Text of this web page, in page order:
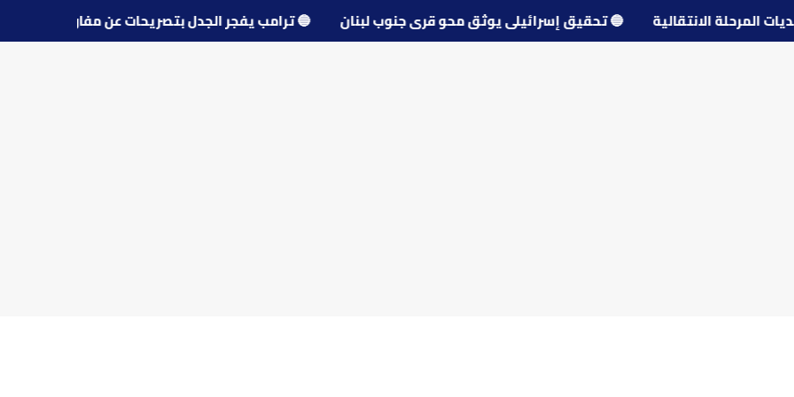
المرحلة الانتقالية 🔵تحقيق إسرائيلي يوثق محو قرى جنوب لبنان 🔵ترامب يفجر الجدل بتصريحات عن مفاوضات